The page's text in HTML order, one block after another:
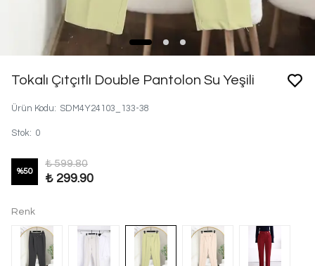
Tokalı Çıtçıtlı Double Pantolon Su Yeşili
Ürün Kodu: SDM4Y24103_133-38
Stok: 0
%50
₺ 599.80
₺ 299.90
Renk